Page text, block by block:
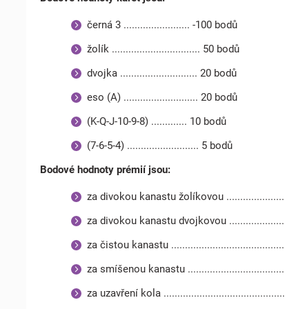
černá 3 ........................ -100 bodů
žolík ................................ 50 bodů
dvojka ............................ 20 bodů
eso (A) ........................... 20 bodů
(K-Q-J-10-9-8) ............. 10 bodů
(7-6-5-4) .......................... 5 bodů
Bodové hodnoty prémií jsou:
za divokou kanastu žolíkovou
za divokou kanastu dvojkovou
za čistou kanastu
za smíšenou kanastu
za uzavření kola